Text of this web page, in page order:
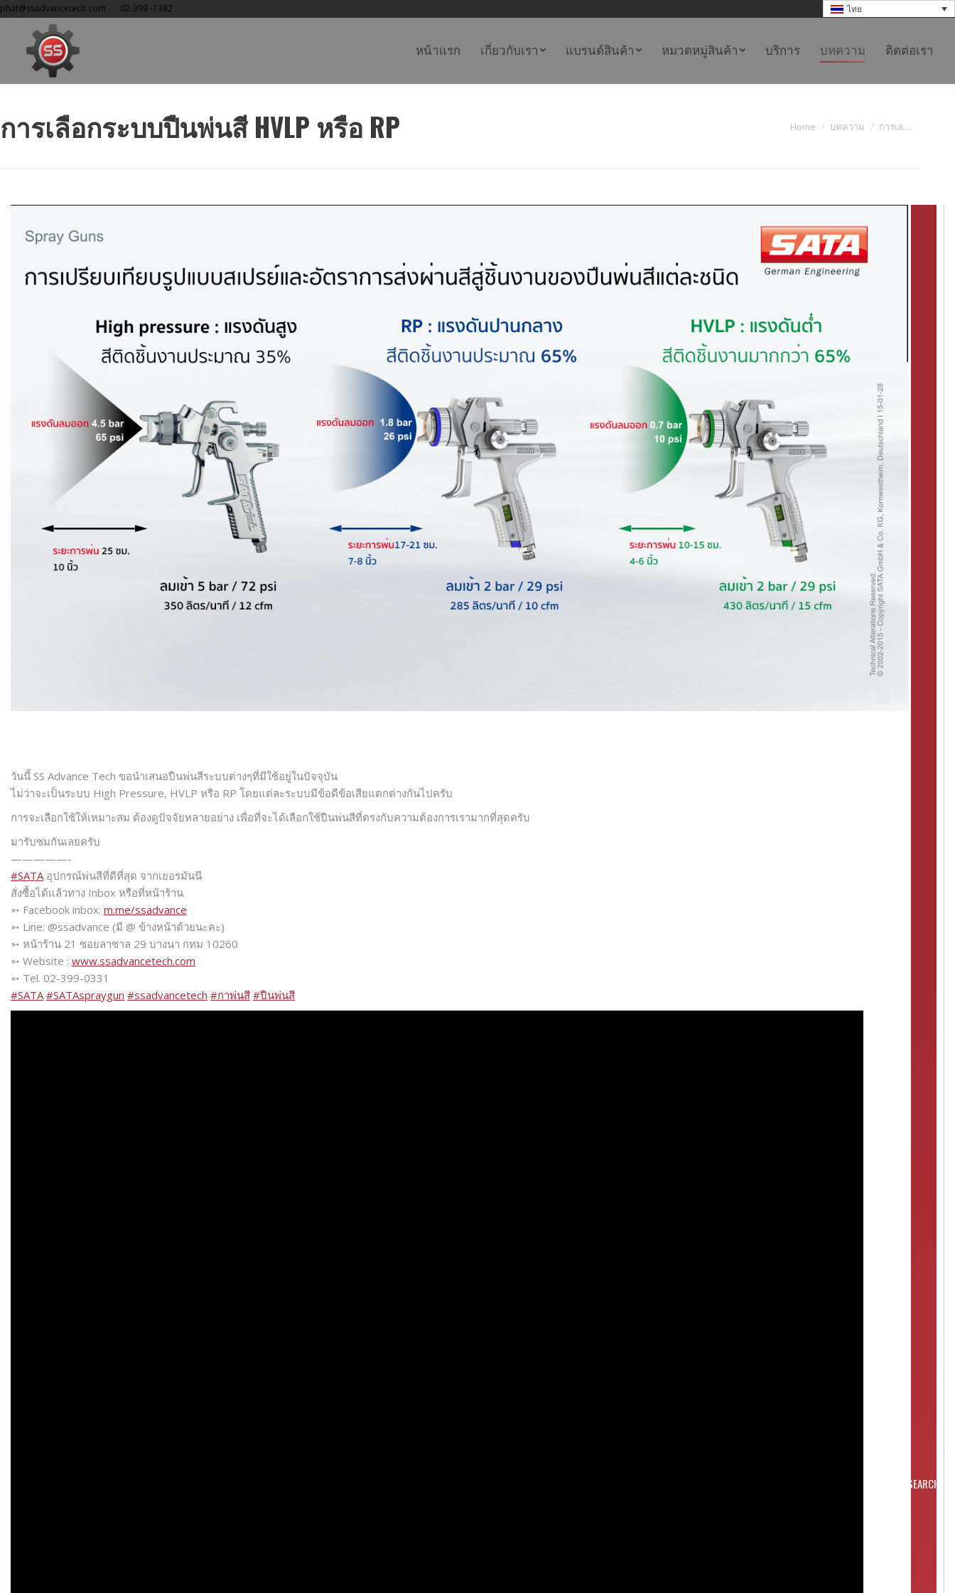
phat@ssadvancetech.com 02-399 -1382 ไทย
หน้าแรก เกี่ยวกับเรา แบรนด์สินค้า หมวดหมู่สินค้า บริการ บทความ ติดต่อเรา
การเลือกระบบปืนพ่นสี HVLP หรือ RP You are here:
Home บทความ การเล…
วันนี้ SS Advance Tech ขอนำเสนอปืนพ่นสีระบบต่างๆที่มีใช้อยู่ในปัจจุบัน
ไม่ว่าจะเป็นระบบ High Pressure, HVLP หรือ RP โดยแต่ละระบบมีข้อดีข้อเสียแตกต่างกันไปครับ
การจะเลือกใช้ให้เหมาะสม ต้องดูปัจจัยหลายอย่าง เพื่อที่จะได้เลือกใช้ปืนพ่นสีที่ตรงกับความต้องการเรามากที่สุดครับ
มารับชมกันเลยครับ
—————-
#SATAอุปกรณ์พ่นสีที่ดีที่สุด จากเยอรมันนี
สั่งซื้อได้แล้วทาง Inbox หรือที่หน้าร้าน
➳ Facebook inbox: m.me/ssadvance
➳ Line: @ssadvance (มี @ ข้างหน้าด้วยนะคะ)
➳ หน้าร้าน 21 ซอยลาซาล 29 บางนา กทม 10260
➳ Website : www.ssadvancetech.com
➳ Tel. 02-399-0331
#SATA #SATAspraygun #ssadvancetech #กาพ่นสี #ปืนพ่นสี